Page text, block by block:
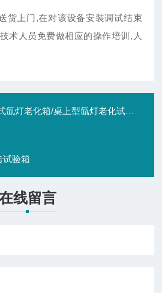
货上门,在对该设备安装调试结束
术人员免费做相应的操作培训,人
氙灯老化箱/桌上型氙灯老化试验箱
试验箱
线留言